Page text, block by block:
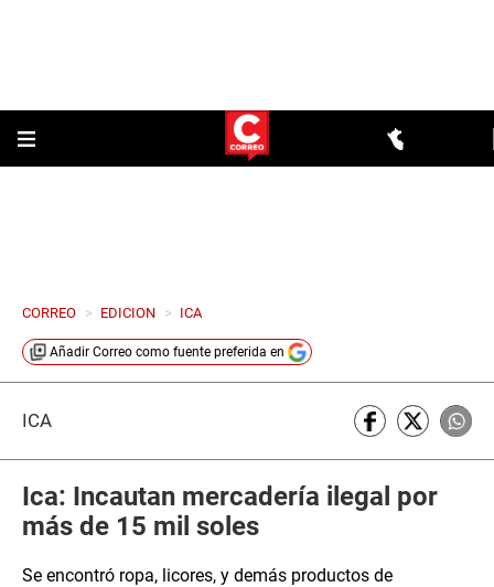
CORREO > EDICION > ICA
Añadir Correo como fuente preferida en
ICA
Ica: Incautan mercadería ilegal por
más de 15 mil soles
Se encontró ropa, licores, y demás productos de